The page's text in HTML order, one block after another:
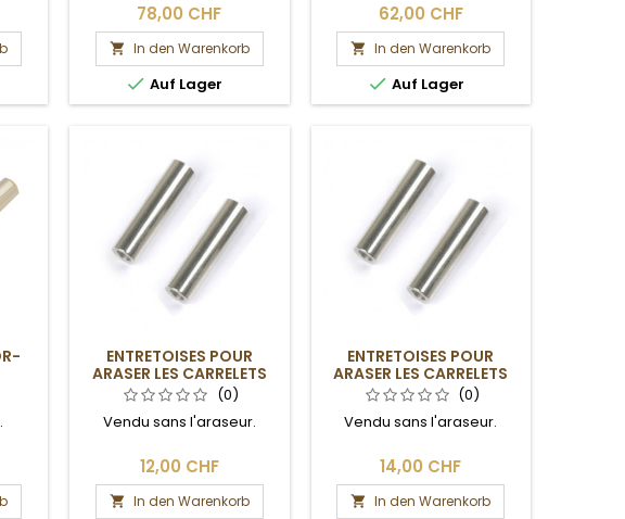
78,00 CHF
 In den Warenkorb
 Auf Lager
62,00 CHF
 In den Warenkorb
 Auf Lager
ENTRETOISES POUR
ARASER LES CARRELETS
MAJESTIC BLACK ET OR-
PLATINE
(0)
Vendu sans l'araseur.
12,00 CHF
 In den Warenkorb
ENTRETOISES POUR
ARASER LES CARRELETS
OLYMPIAN ELITE
(0)
Vendu sans l'araseur.
14,00 CHF
 In den Warenkorb